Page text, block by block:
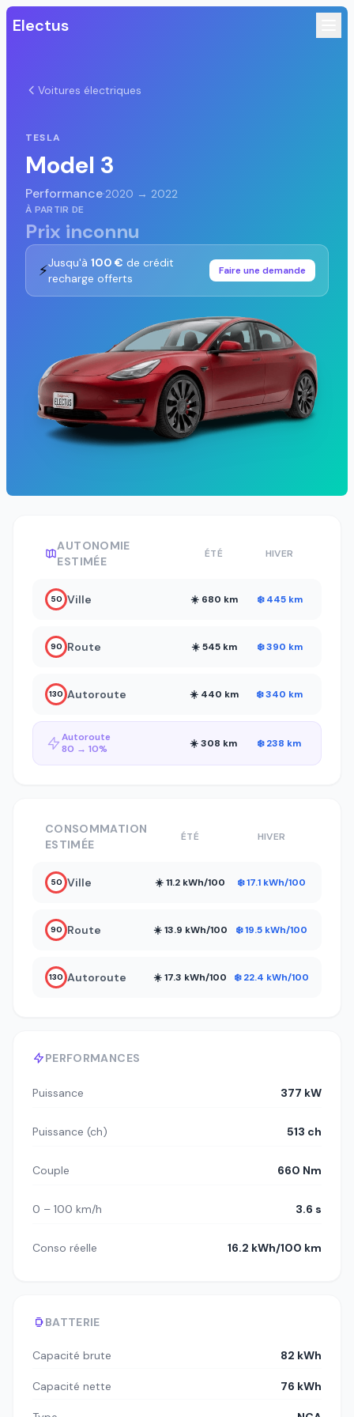
Electus
Voitures électriques
TESLA
Model 3
Performance·2020 → 2022
À PARTIR DE
Prix inconnu
⚡Jusqu'à 100 € de crédit
recharge offerts
Faire une demande
AUTONOMIE
ESTIMÉE
ÉTÉ HIVER
50 Ville ☀️ 680 km ❄️ 445 km
90 Route ☀️ 545 km ❄️ 390 km
130 Autoroute ☀️ 440 km ❄️ 340 km
Autoroute
80 → 10%
☀️ 308 km ❄️ 238 km
PERFORMANCES
Puissance 377 kW
Puissance (ch) 513 ch
Couple 660 Nm
0 – 100 km/h 3.6 s
Conso réelle 16.2 kWh/100 km
BATTERIE
Capacité brute 82 kWh
Capacité nette 76 kWh
CONSOMMATION
ESTIMÉE
ÉTÉ HIVER
50 Ville ☀️ 11.2 kWh/100 ❄️ 17.1 kWh/100
90 Route ☀️ 13.9 kWh/100 ❄️ 19.5 kWh/100
130 Autoroute ☀️ 17.3 kWh/100 ❄️ 22.4 kWh/100